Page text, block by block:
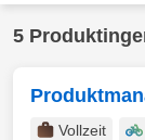
5
Vollzeit